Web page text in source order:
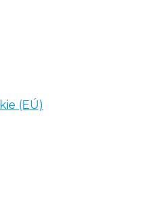
(EÚ)